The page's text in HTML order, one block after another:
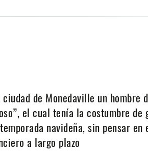
de Monedaville un hombre
el cual tenía la costumbre de
navideña, sin pensar en
a largo plazo